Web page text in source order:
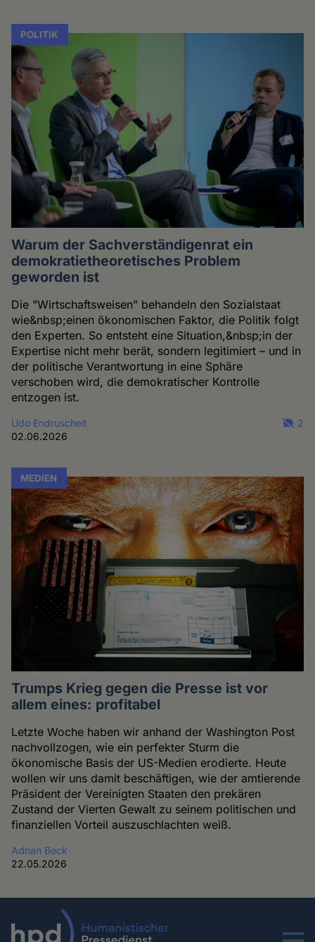
POLITIK
Warum der Sachverständigenrat ein
demokratietheoretisches Problem
geworden ist
Die "Wirtschaftsweisen" behandeln den Sozialstaat
wie&nbsp;einen ökonomischen Faktor, die Politik folgt
den Experten. So entsteht eine Situation,&nbsp;in der
Expertise nicht mehr berät, sondern legitimiert – und in
der politische Verantwortung in eine Sphäre
verschoben wird, die demokratischer Kontrolle
entzogen ist.
Udo Endruscheit
02.06.2026
2
MEDIEN
Trumps Krieg gegen die Presse ist vor
allem eines: profitabel
Letzte Woche haben wir anhand der Washington Post
nachvollzogen, wie ein perfekter Sturm die
ökonomische Basis der US-Medien erodierte. Heute
wollen wir uns damit beschäftigen, wie der amtierende
Präsident der Vereinigten Staaten den prekären
Zustand der Vierten Gewalt zu seinem politischen und
finanziellen Vorteil auszuschlachten weiß.
Adrian Beck
22.05.2026